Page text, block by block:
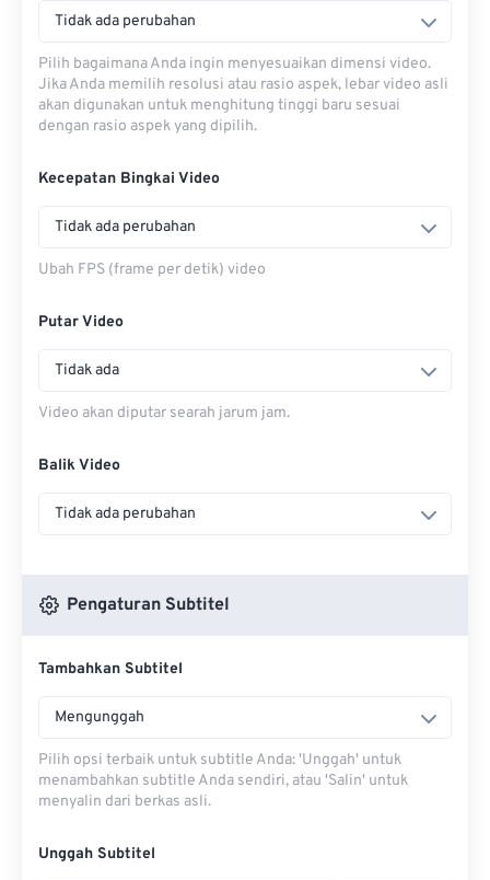
Tidak ada perubahan
Pilih bagaimana Anda ingin menyesuaikan dimensi video.
Jika Anda memilih resolusi atau rasio aspek, lebar video asli
akan digunakan untuk menghitung tinggi baru sesuai
dengan rasio aspek yang dipilih.
Kecepatan Bingkai Video
Tidak ada perubahan
Ubah FPS (frame per detik) video
Putar Video
Tidak ada
Video akan diputar searah jarum jam.
Balik Video
Tidak ada perubahan
Pengaturan Subtitel
Tambahkan Subtitel
Mengunggah
Pilih opsi terbaik untuk subtitle Anda: 'Unggah' untuk
menambahkan subtitle Anda sendiri, atau 'Salin' untuk
menyalin dari berkas asli.
Unggah Subtitel